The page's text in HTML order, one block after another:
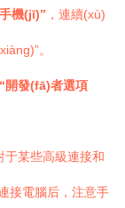
機(jī)” ，連續(xù)
。
“開發(fā)者選項
于某些高級連接和
接電腦后，注意手